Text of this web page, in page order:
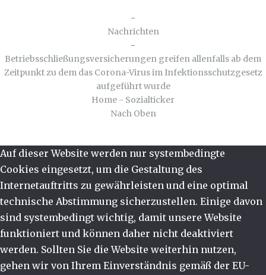
-
Nachrichten
-
Betriebsschließungsversicherungen greifen allenfalls ab dem
Zeitpunkt zu dem das Corona-Virus im Infektionsschutzgesetz
aufgeführt wurde
Home - Sozialticker
Nach Oben
Auf dieser Website werden nur systembedingte
Cookies eingesetzt, um die Gestaltung des
Internetauftritts zu gewährleisten und eine optimal
technische Abstimmung sicherzustellen. Einige davon
sind systembedingt wichtig, damit unsere Website
funktioniert und können daher nicht deaktiviert
werden. Sollten Sie die Website weiterhin nutzen,
gehen wir von Ihrem Einverständnis gemäß der EU-